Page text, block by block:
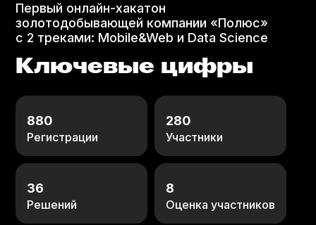
Первый онлайн-хакатон
золотодобывающей компании «Полюс»
с 2 треками: Mobile&Web и Data Science
Ключевые цифры
880
Регистрации
280
Участники
36
Решений
8
Оценка участников